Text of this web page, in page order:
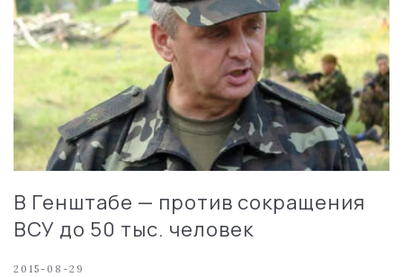
В Генштабе — против сокращения
ВСУ до 50 тыс. человек
2015-08-29